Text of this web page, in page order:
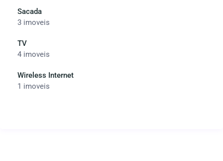
Sacada
3 imoveis
TV
4 imoveis
Wireless Internet
1 imoveis